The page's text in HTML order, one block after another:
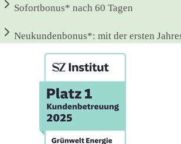
Sofortbonus* nach 60 Tagen
Neukundenbonus*: mit der ersten